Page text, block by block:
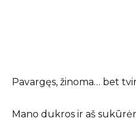
Pavargęs, žinoma… bet
Mano dukros ir aš